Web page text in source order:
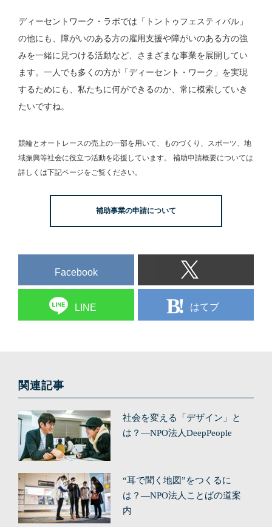
ディーセントワーク・ラボでは「トントゥフェスティバル」
の他にも、障がいのある方の雇用支援や障がいのある方の強
みを一緒に見つける活動など、さまざまな事業を展開してい
ます。一人でも多くの方が「ディーセント・ワーク」を実現
するためにも、私たちに何ができるのか、常に模索していき
たいですね。
競輪とオートレースの売上の一部を用いて、
ものづくり、スポーツ、地
域振興等社会に役立つ活動を応援しています。
補助申請概要については
詳しくは下記ページをご覧ください。
補助事業の申請について
Facebook
LINE はてブ
関連記事
社会を変える「デザイン」と
は？—NPO法人DeepPeople
“耳で聞く地図”をつくるに
は？—NPO法人ことばの道案
内